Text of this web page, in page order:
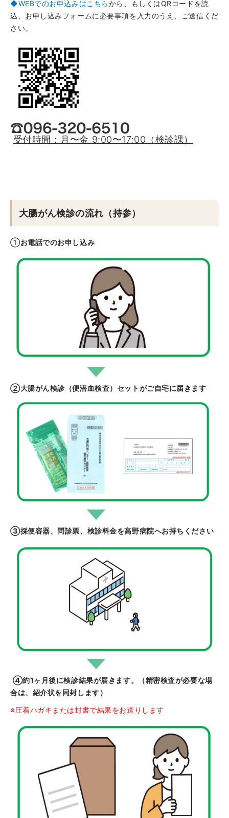
◆WEBでのお申込みはこちらから、もしくはQRコードを読
込、お申し込みフォームに必要事項を入力のうえ、ご送信くだ
さい。
受付時間：月〜金 9:00〜17:00（検診課）
大腸がん検診の流れ（持参）
①お電話でのお申し込み
②大腸がん検診（便潜血検査）セットがご自宅に届きます
③採便容器、問診票、検診料金を高野病院へお持ちください
④約1ヶ月後に検診結果が届きます。（精密検査が必要な場
合は、紹介状を同封します）
※圧着ハガキまたは封書で結果をお送りします